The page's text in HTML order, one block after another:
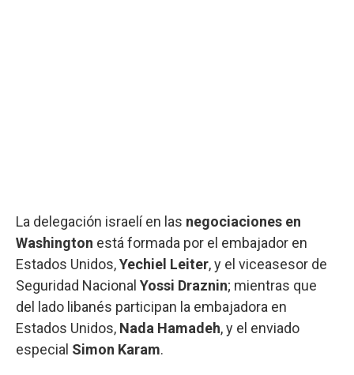
La delegación israelí en las negociaciones en
Washington está formada por el embajador en
Estados Unidos,Yechiel Leiter, y el viceasesor de
Seguridad Nacional Yossi Draznin; mientras que
del lado libanés participan la embajadora en
Estados Unidos, Nada Hamadeh, y el enviado
especial Simon Karam.